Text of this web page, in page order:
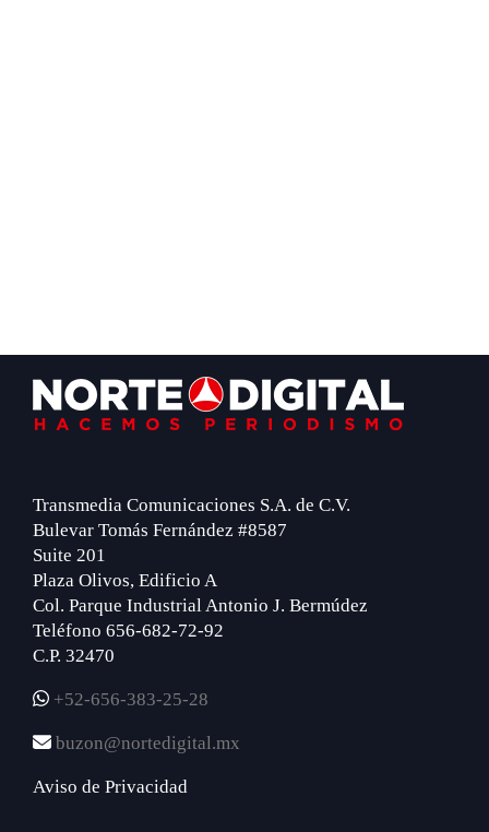
Footer
Transmedia Comunicaciones S.A. de C.V.
Bulevar Tomás Fernández #8587
Suite 201
Plaza Olivos, Edificio A
Col. Parque Industrial Antonio J. Bermúdez
Teléfono 656-682-72-92
C.P. 32470
+52-656-383-25-28
buzon@nortedigital.mx
Aviso de Privacidad